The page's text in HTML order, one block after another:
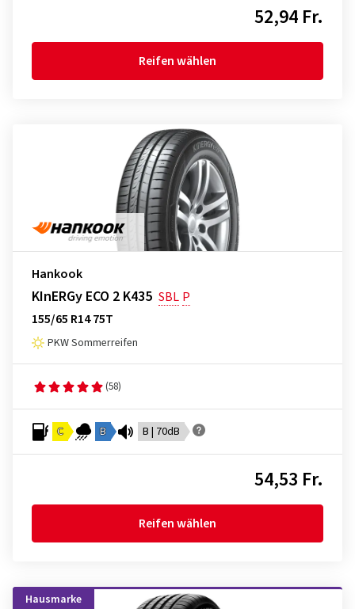
52,94 Fr.
Reifen wählen
Hankook
KInERGy ECO 2 K435 SBL P
155/65 R14 75T
PKW Sommerreifen
(58)
C B B | 70dB
54,53 Fr.
Reifen wählen
Hausmarke